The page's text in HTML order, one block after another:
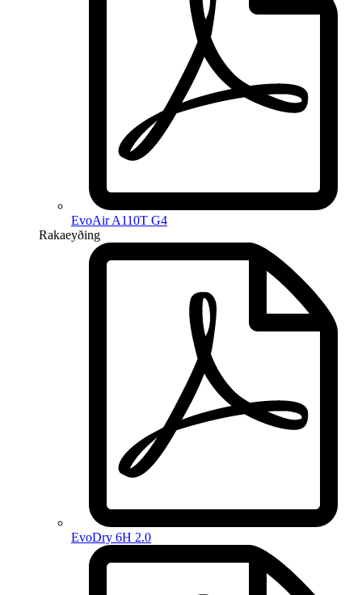
EvoAir A110T G4
Rakaeyðing
EvoDry 6H 2.0